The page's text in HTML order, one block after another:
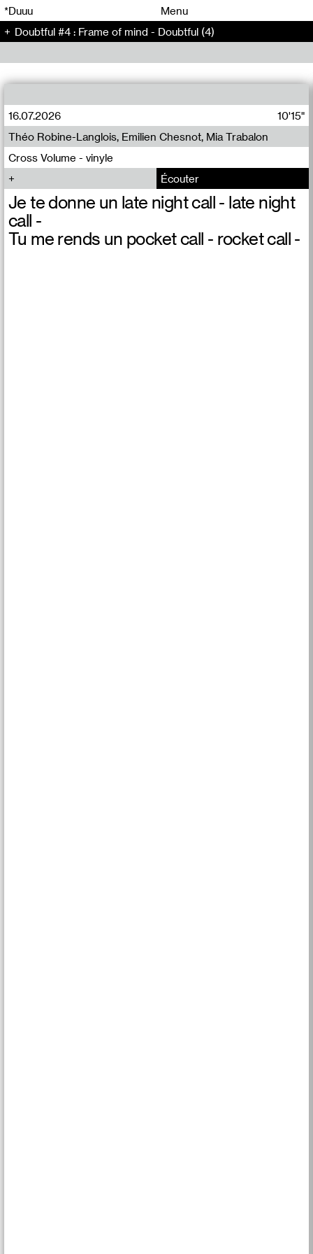
*Duuu
Menu
Doubtful #4 : Frame of mind - Doubtful (4)
16.07.2026 10'15"
Cross Volume - vinyle
Théo Robine-Langlois, Emilien Chesnot, Mia Trabalon
Écouter
Je te donne un late night call - late night
call -
Tu me rends un pocket call - rocket call -
00 00
00 00